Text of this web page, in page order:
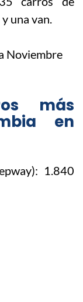
una van.
más
en
1.840